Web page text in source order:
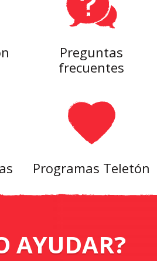
Preguntas
frecuentes
Programas Teletón
AYUDAR?